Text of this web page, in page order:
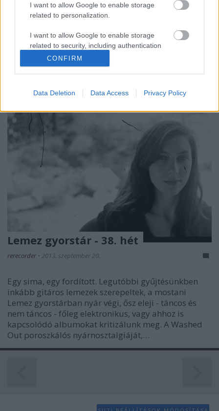
I want to allow Google to enable storage
related to personalization.
I want to allow Google to enable storage
related to security, including authentication
functionality and fraud prevention, and other
user protection.
CONFIRM
Data Deletion Data Access Privacy Policy
Julia Holter sorban egyre nagyobb igényű, jobban
jelentkezett, az eddigi utolsó 2013-as Loud City
Songon karakteressége sikerrel lépett át újabb
mérföldköveken. Lehet azt fokozni? Lehet! Kiemelt
kritika a friss Recorder…
Lemez gyorstár - 38. hét
rerecorder • 2013. szeptember 20.
Egy sima, egy fordított. Legutóbbi gyűjtésünkben
inkább gitáros lemezek szerepeltek, a mostani
Lemez gyorstárban nyár végi, ősz eleji - táncos és
nem táncos - főleg elektronikus, vagy ahhoz is
kapcsolódó albumokat kritizálunk meg. A Washed
Out poroszkálós nyárnosztalgiáját,…